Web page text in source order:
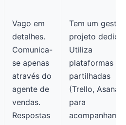
Vago em
detalhes.
Comunica-
se apenas
através do
agente de
vendas.
Respostas
Tem um
projeto
Utiliza
plataformas
partilhadas
(Trello, Asana)
para